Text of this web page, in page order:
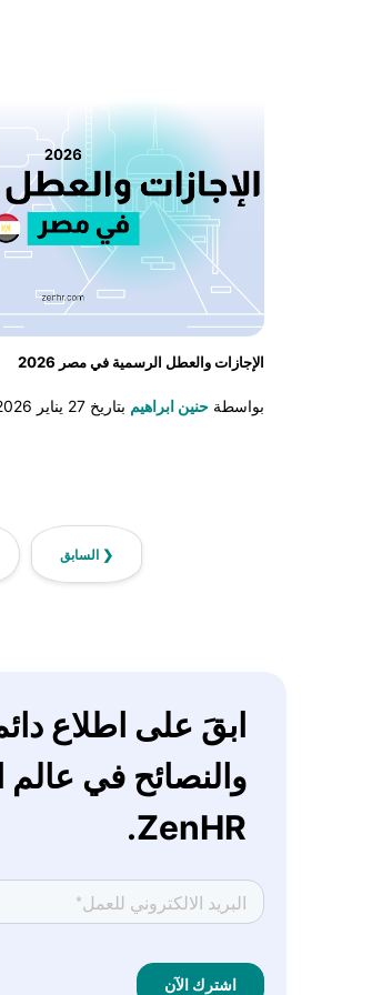
الإجازات والعطل الرسمية في مصر 2026
بواسطة حنين ابراهيم بتاريخ 27 يناير 2026
❮ السابق
ابقَ على اطلاع
والنصائح في عالم
ZenHR.